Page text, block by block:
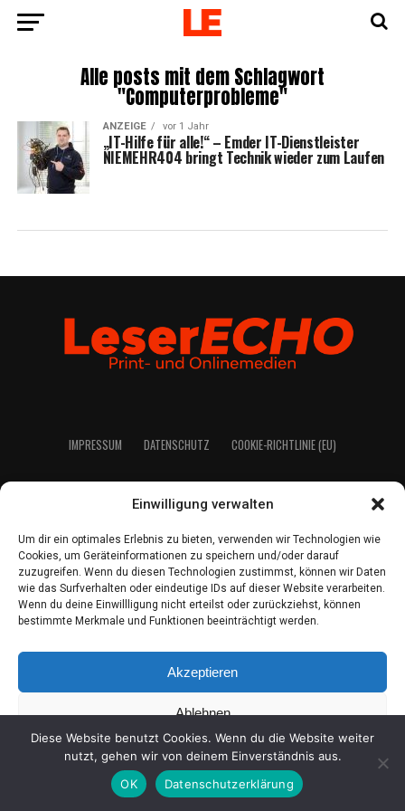
Einwilligung verwalten
Um dir ein optimales Erlebnis zu bieten, verwenden wir Technologien wie
Cookies, um Geräteinformationen zu speichern und/oder darauf
zuzugreifen. Wenn du diesen Technologien zustimmst, können wir Daten
wie das Surfverhalten oder eindeutige IDs auf dieser Website verarbeiten.
Wenn du deine Einwillligung nicht erteilst oder zurückziehst, können
bestimmte Merkmale und Funktionen beeinträchtigt werden.
Akzeptieren
Ablehnen
Einstellungen ansehen
Coo­kie-Richt­li­nieDaten­schutz Impres­sum
Alle posts mit dem Schlagwort
"Computerprobleme"
ANZEIGE vor 1 Jahr
„IT-Hil­fe für alle!“ – Emder IT-Dienst­leis­ter
NIEMEHR404 bringt Tech­nik wie­der zum Laufen
IMPRES­SUM DATEN­SCHUTZ COO­KIE-RICH­T­­LI­­NIE (EU)
2021 LeserEcho Verlag
Diese Website benutzt Cookies. Wenn du die Website weiter
nutzt, gehen wir von deinem Einverständnis aus.
OK
Datenschutzerklärung